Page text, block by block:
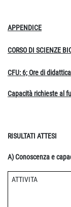
APPENDICE
CORSO DI SCIENZE
CFU: 6; Ore di
Capacità richieste al
RISULTATI ATTESI
A) Conoscenza e
ATTIVITA